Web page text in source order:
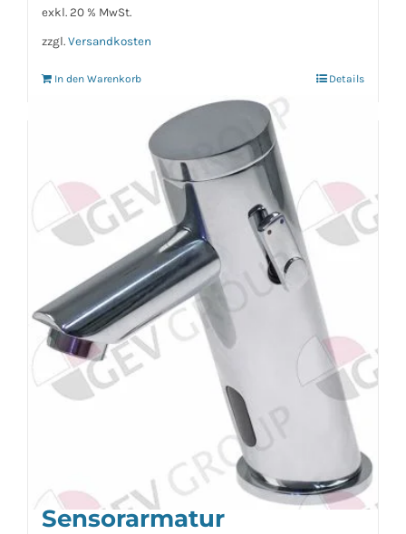
exkl. 20 % MwSt.
zzgl. Versandkosten
In den Warenkorb Details
Sensorarmatur